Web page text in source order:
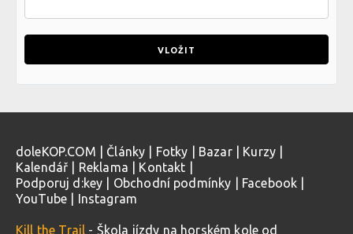
doleKOP.COM Články Fotky Bazar| Kurzy
Kalendář
Reklama Kontakt
Podporuj d:key
Obchodní podmínky Facebook
YouTube
Instagram
Kill the Trail - Škola jízdy na horském kole od